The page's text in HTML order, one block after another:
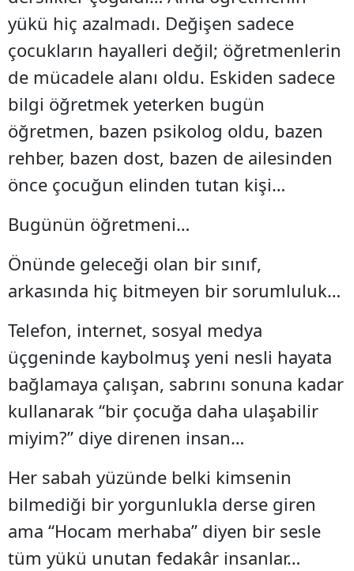
yükü hiç azalmadı. Değişen sadece
çocukların hayalleri değil; öğretmenlerin
de mücadele alanı oldu. Eskiden sadece
bilgi öğretmek yeterken bugün
öğretmen, bazen psikolog oldu, bazen
rehber, bazen dost, bazen de ailesinden
önce çocuğun elinden tutan kişi…
Bugünün öğretmeni…
Önünde geleceği olan bir sınıf,
arkasında hiç bitmeyen bir sorumluluk…
Telefon, internet, sosyal medya
üçgeninde kaybolmuş yeni nesli hayata
bağlamaya çalışan, sabrını sonuna kadar
kullanarak “bir çocuğa daha ulaşabilir
miyim?” diye direnen insan…
Her sabah yüzünde belki kimsenin
bilmediği bir yorgunlukla derse giren
ama “Hocam merhaba” diyen bir sesle
tüm yükü unutan fedakâr insanlar…